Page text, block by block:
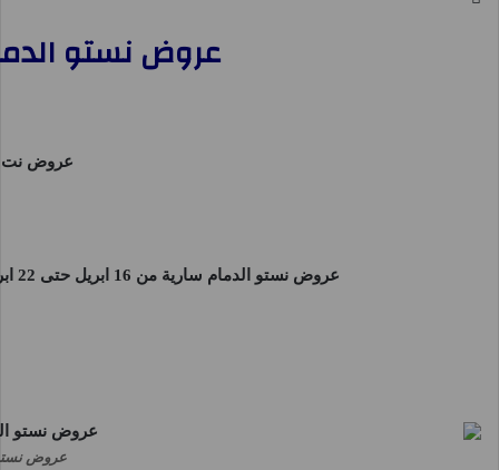
عروض نستو الدمام اليوم 16 ابريل حتى
عروض نت
عروض نستو الدمام سارية من 16 ابريل حتى 22 ابريل 2025 نصف السعر او حتى نفاذ الكمية فى فروع
عروض نستو الخبر